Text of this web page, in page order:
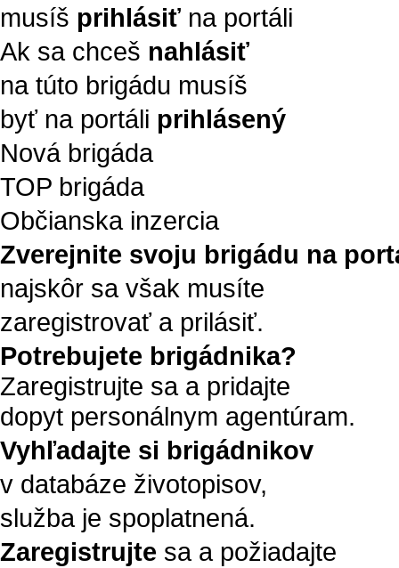
musíš prihlásiť na portáli
Ak sa chceš nahlásiť
na túto brigádu musíš
byť na portáli prihlásený
Nová brigáda
TOP brigáda
Občianska inzercia
Zverejnite svoju brigádu na
najskôr sa však musíte
zaregistrovať a prilásiť.
Potrebujete brigádnika?
Zaregistrujte sa a pridajte
dopyt personálnym agentúram.
Vyhľadajte si brigádnikov
v databáze životopisov,
služba je spoplatnená.
Zaregistrujte sa a požiadajte